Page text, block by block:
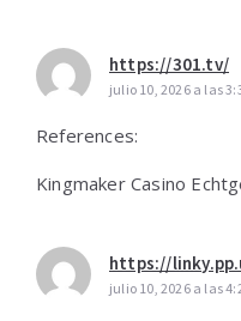
https://301.tv/
julio 10, 2026 a las
References:
Kingmaker Casino
https://
julio 10, 2026 a las